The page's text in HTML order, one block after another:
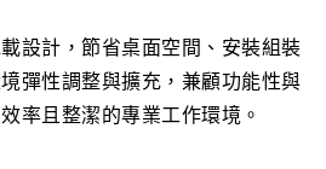
設計，節省桌面空間、安裝組裝
彈性調整與擴充，兼顧功能性與
率且整潔的專業工作環境。